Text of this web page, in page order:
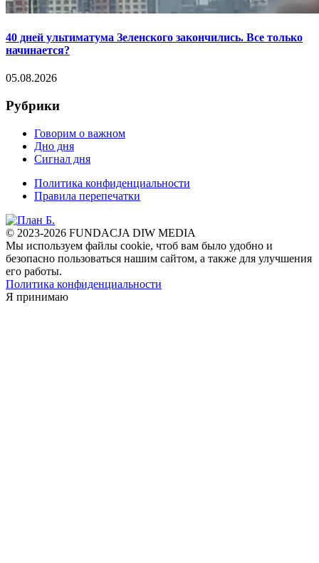
40 дней ультиматума Зеленского закончились. Все только
начинается?
05.08.2026
Рубрики
Говорим о важном
Дно дня
Сигнал дня
Политика конфиденциальности
Правила перепечатки
© 2023-2026 FUNDACJA DIW MEDIA
Мы используем файлы cookie, чтоб вам было удобно и
безопасно пользоваться нашим сайтом, а также для улучшения
его работы.
Политика конфиденциальности
Я принимаю